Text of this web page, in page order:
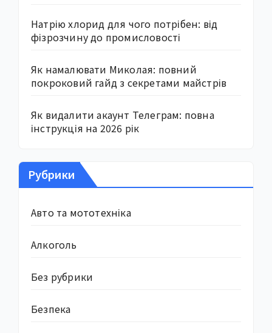
Натрію хлорид для чого потрібен: від
фізрозчину до промисловості
Як намалювати Миколая: повний
покроковий гайд з секретами майстрів
Як видалити акаунт Телеграм: повна
інструкція на 2026 рік
Рубрики
Авто та мототехніка
Алкоголь
Без рубрики
Безпека